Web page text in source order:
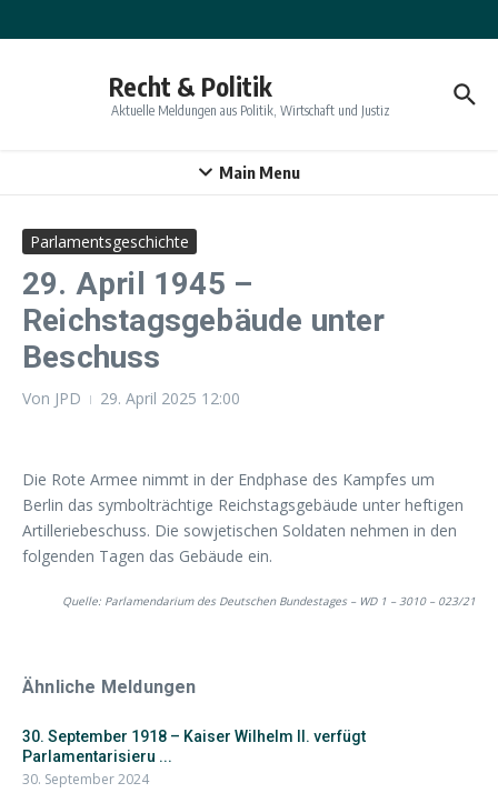
Recht & Politik
Aktuelle Meldungen aus Politik, Wirtschaft und Justiz
Main Menu
Parlamentsgeschichte
29. April 1945 –
Reichstagsgebäude unter
Beschuss
Von JPD 29. April 2025 12:00
Die Rote Armee nimmt in der Endphase des Kampfes um
Berlin das symbolträchtige Reichstagsgebäude unter heftigen
Artilleriebeschuss. Die sowjetischen Soldaten nehmen in den
folgenden Tagen das Gebäude ein.
Quelle: Parlamendarium des Deutschen Bundestages – WD 1 – 3010 – 023/21
Ähnliche Meldungen
30. September 1918 – Kaiser Wilhelm II. verfügt
Parlamentarisieru ...
30. September 2024